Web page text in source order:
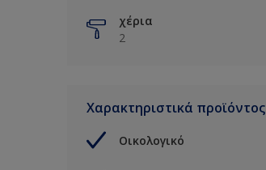
χέρια
2
Χαρακτηριστικά προϊόντος
Οικολογικό